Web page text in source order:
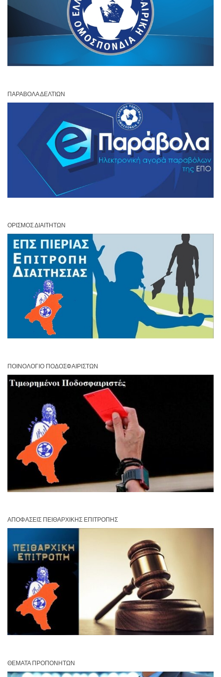
ΠΑΡΆΒΟΛΑ ΔΕΛΤΊΩΝ
ΟΡΙΣΜΌΣ ΔΙΑΙΤΗΤΏΝ
ΠΟΙΝΟΛΌΓΙΟ ΠΟΔΟΣΦΑΙΡΙΣΤΏΝ
ΑΠΟΦΆΣΕΙΣ ΠΕΙΘΑΡΧΙΚΉΣ ΕΠΙΤΡΟΠΉΣ
ΘΈΜΑΤΑ ΠΡΟΠΟΝΗΤΏΝ